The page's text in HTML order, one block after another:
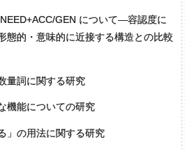
GEN について―容認度に
態的・意味的に近接する構造との比較
量詞に関する研究
機能についての研究
」の用法に関する研究